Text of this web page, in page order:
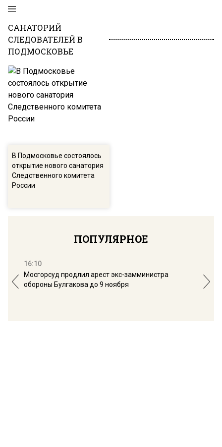
САНАТОРИЙ
СЛЕДОВАТЕЛЕЙ В
ПОДМОСКОВЬЕ
В Подмосковье состоялось
открытие нового санатория
Следственного комитета
России
ПОПУЛЯРНОЕ
16:10
Мосгорсуд продлил арест экс-замминистра
обороны Булгакова до 9 ноября